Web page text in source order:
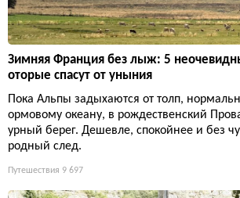
Зимняя Франция без лыж: 5
оторые спасут от уныния
Пока Альпы задыхаются от толп,
ормовому океану, в рождественский
урный берег. Дешевле, спокойнее и без
родный след.
Путешествия 9 697